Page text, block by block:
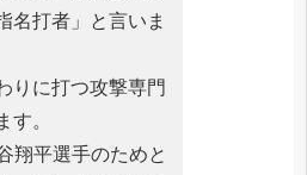
名打者」と言いま
りに打つ攻撃専門
す。
翔平選手のためと